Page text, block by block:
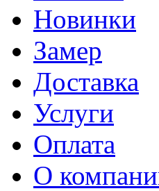
Новинки
Замер
Доставка
Услуги
Оплата
О